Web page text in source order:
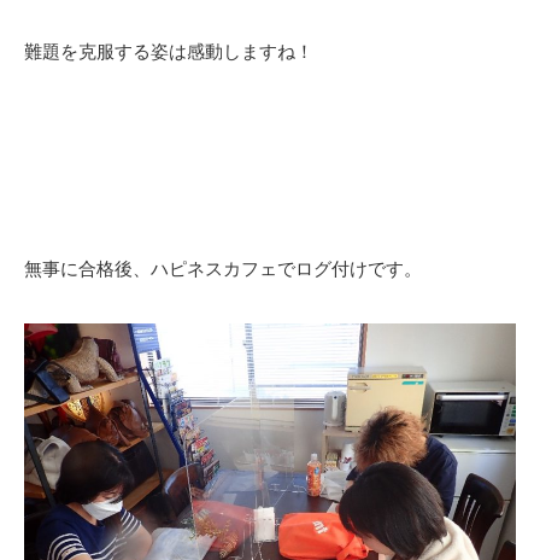
難題を克服する姿は感動しますね！
無事に合格後、ハピネスカフェでログ付けです。